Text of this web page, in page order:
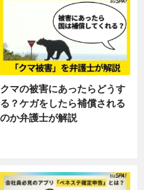
クマの被害にあったらどうす
る？ケガをしたら補償される
のか弁護士が解説